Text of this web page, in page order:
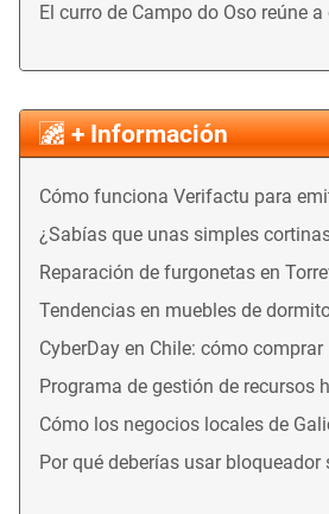
El curro de Campo do Oso reúne
+ Información
Cómo funciona Verifactu para
¿Sabías que unas simples
Reparación de furgonetas en
Tendencias en muebles de
CyberDay en Chile: cómo
Programa de gestión de
Cómo los negocios locales de
Por qué deberías usar